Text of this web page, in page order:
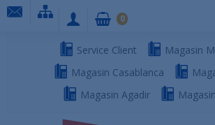
Service Client
Magasin
Magasin Casablanca
Magasin Agadir
0